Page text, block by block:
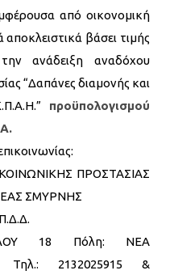
από οικονομική
βάσει τιμής
ανάδειξη αναδόχου
“Δαπάνες διαμονής και
προϋπολογισμού
ΠΡΟΣΤΑΣΙΑΣ
ΣΜΥΡΝΗΣ
18 Πόλη: ΝΕΑ
Τηλ.: 2132025915 &